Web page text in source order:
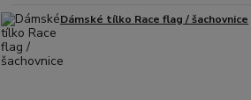
Dámské tílko Race flag / šachovnice